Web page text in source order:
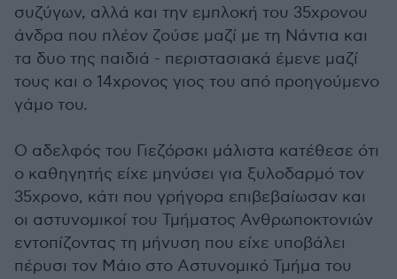
συζύγων, αλλά και την εμπλοκή του 35χρονου
άνδρα που πλέον ζούσε μαζί με τη Νάντια και
τα δυο της παιδιά - περιστασιακά έμενε μαζί
τους και ο 14χρονος γιος του από προηγούμενο
γάμο του.
Ο αδελφός του Γιεζόρσκι μάλιστα κατέθεσε ότι
ο καθηγητής είχε μηνύσει για ξυλοδαρμό τον
35χρονο, κάτι που γρήγορα επιβεβαίωσαν και
οι αστυνομικοί του Τμήματος Ανθρωποκτονιών
εντοπίζοντας τη μήνυση που είχε υποβάλει
πέρυσι τον Μάιο στο Αστυνομικό Τμήμα του